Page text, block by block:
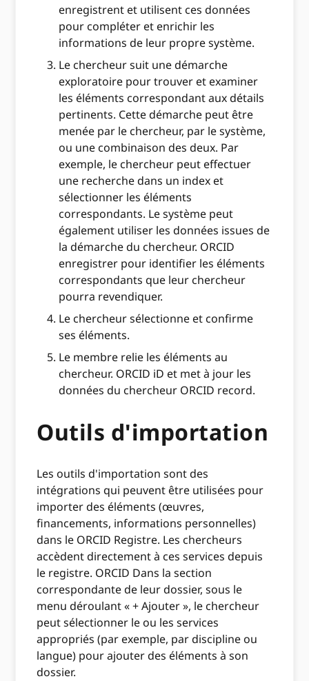
enregistrent et utilisent ces données
pour compléter et enrichir les
informations de leur propre système.
Le chercheur suit une démarche
exploratoire pour trouver et examiner
les éléments correspondant aux détails
pertinents. Cette démarche peut être
menée par le chercheur, par le système,
ou une combinaison des deux. Par
exemple, le chercheur peut effectuer
une recherche dans un index et
sélectionner les éléments
correspondants. Le système peut
également utiliser les données issues de
la démarche du chercheur. ORCID
enregistrer pour identifier les éléments
correspondants que leur chercheur
pourra revendiquer.
Le chercheur sélectionne et confirme
ses éléments.
Le membre relie les éléments au
chercheur. ORCID iD et met à jour les
données du chercheur ORCID record.
Outils d'importation
Les outils d'importation sont des
intégrations qui peuvent être utilisées pour
importer des éléments (œuvres,
financements, informations personnelles)
dans le ORCID Registre. Les chercheurs
accèdent directement à ces services depuis
le registre. ORCID Dans la section
correspondante de leur dossier, sous le
menu déroulant « + Ajouter », le chercheur
peut sélectionner le ou les services
appropriés (par exemple, par discipline ou
langue) pour ajouter des éléments à son
dossier.